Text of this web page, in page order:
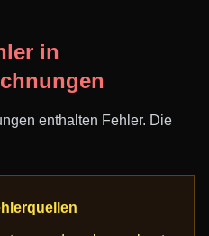
in
enthalten Fehler. Die